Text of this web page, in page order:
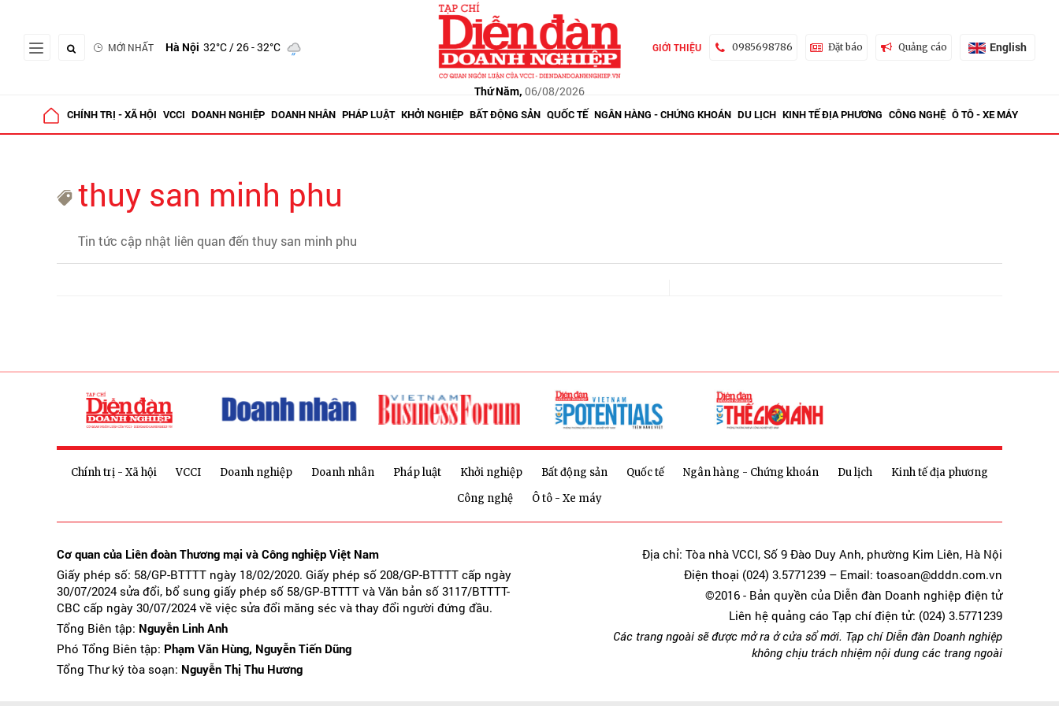
MỚI NHẤT Hà Nội 32°C/ 26 - 32°C
Thứ Năm, 06/08/2026
GIỚI THIỆU 0985698786 Đặt báo Quảng cáo English
CHÍNH TRỊ - XÃ HỘI VCCI DOANH NGHIỆP DOANH NHÂN PHÁP LUẬT KHỞI NGHIỆP BẤT ĐỘNG SẢN QUỐC TẾ NGÂN HÀNG - CHỨNG KHOÁN DU LỊCH KINH TẾ ĐỊA PHƯƠNG CÔNG NGHỆ Ô TÔ - XE MÁY
thuy san minh phu
Tin tức cập nhật liên quan đến thuy san minh phu
Chính trị - Xã hội VCCI Doanh nghiệp Doanh nhân Pháp luật Khởi nghiệp Bất động sản Quốc tế Ngân hàng - Chứng khoán Du lịch
Kinh tế địa phương
Công nghệ
Ô tô - Xe máy
Cơ quan của Liên đoàn Thương mại và Công nghiệp Việt Nam
Giấy phép số: 58/GP-BTTTT ngày 18/02/2020. Giấy phép số 208/GP-BTTTT cấp ngày
30/07/2024 sửa đổi, bổ sung giấy phép số 58/GP-BTTTT và Văn bản số 3117/BTTTT-
CBC cấp ngày 30/07/2024 về việc sửa đổi măng séc và thay đổi người đứng đầu.
Tổng Biên tập: Nguyễn Linh Anh
Phó Tổng Biên tập: Phạm Văn Hùng, Nguyễn Tiến Dũng
Tổng Thư ký tòa soạn: Nguyễn Thị Thu Hương
Địa chỉ: Tòa nhà VCCI, Số 9 Đào Duy Anh, phường Kim Liên, Hà Nội
Điện thoại (024) 3.5771239 – Email: toasoan@dddn.com.vn
©2016 - Bản quyền của Diễn đàn Doanh nghiệp điện tử
Liên hệ quảng cáo Tạp chí điện tử: (024) 3.5771239
Các trang ngoài sẽ được mở ra ở cửa sổ mới. Tạp chí Diễn đàn Doanh nghiệp
không chịu trách nhiệm nội dung các trang ngoài